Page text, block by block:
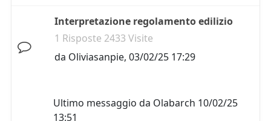
Interpretazione regolamento edilizio
1 Risposte 2433 Visite
da Oliviasanpie, 03/02/25 17:29
Ultimo messaggio da Olabarch 10/02/25
13:51